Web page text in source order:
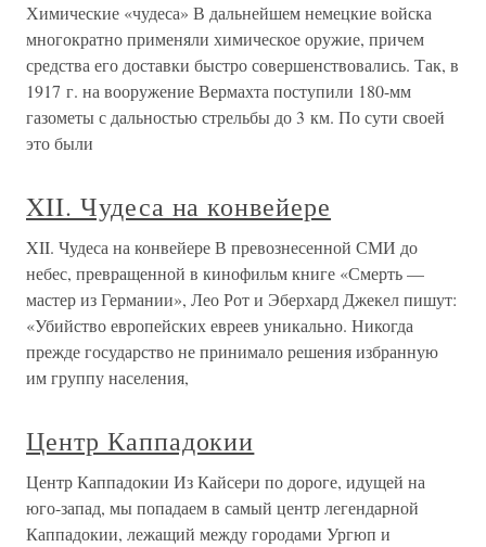
Химические «чудеса» В дальнейшем немецкие войска
многократно применяли химическое оружие, причем
средства его доставки быстро совершенствовались. Так, в
1917 г. на вооружение Вермахта поступили 180-мм
газометы с дальностью стрельбы до 3 км. По сути своей
это были
XII. Чудеса на конвейере
XII. Чудеса на конвейере В превознесенной СМИ до
небес, превращенной в кинофильм книге «Смерть —
мастер из Германии», Лео Рот и Эберхард Джекел пишут:
«Убийство европейских евреев уникально. Никогда
прежде государство не принимало решения избранную
им группу населения,
Центр Каппадокии
Центр Каппадокии Из Кайсери по дороге, идущей на
юго-запад, мы попадаем в самый центр легендарной
Каппадокии, лежащий между городами Ургюп и